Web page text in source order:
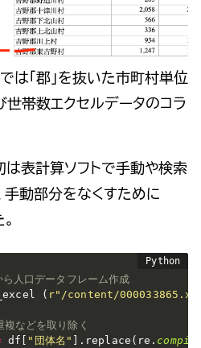
「郡」を抜いた市町村単位
世帯数エクセルデータのコラ
は表計算ソフトで手動や検索
手動部分をなくすために
人口データフレーム作成
( r"/content/
などを取り除く
df [ "団体名" ] . replace ( re .